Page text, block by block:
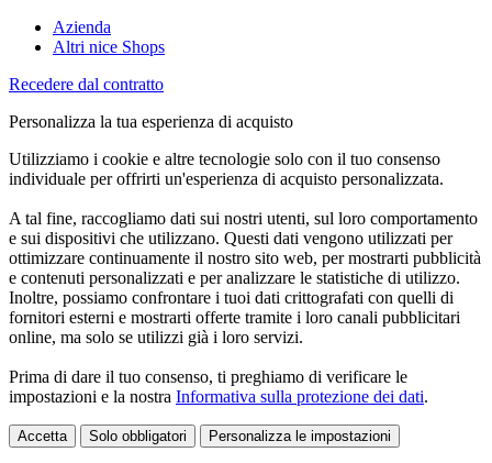
Azienda
Altri nice Shops
Recedere dal contratto
Personalizza la tua esperienza di acquisto
Utilizziamo i cookie e altre tecnologie solo con il tuo consenso
individuale per offrirti un'esperienza di acquisto personalizzata.
A tal fine, raccogliamo dati sui nostri utenti, sul loro comportamento
e sui dispositivi che utilizzano. Questi dati vengono utilizzati per
ottimizzare continuamente il nostro sito web, per mostrarti pubblicità
e contenuti personalizzati e per analizzare le statistiche di utilizzo.
Inoltre, possiamo confrontare i tuoi dati crittografati con quelli di
fornitori esterni e mostrarti offerte tramite i loro canali pubblicitari
online, ma solo se utilizzi già i loro servizi.
Prima di dare il tuo consenso, ti preghiamo di verificare le
impostazioni e la nostra Informativa sulla protezione dei dati.
Accetta Solo obbligatori Personalizza le impostazioni